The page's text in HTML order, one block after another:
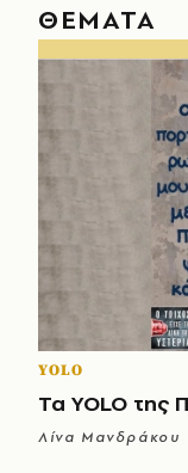
ΘΕΜΑΤΑ
YOLO
Τα YOLO της
Λίνα Μανδράκου